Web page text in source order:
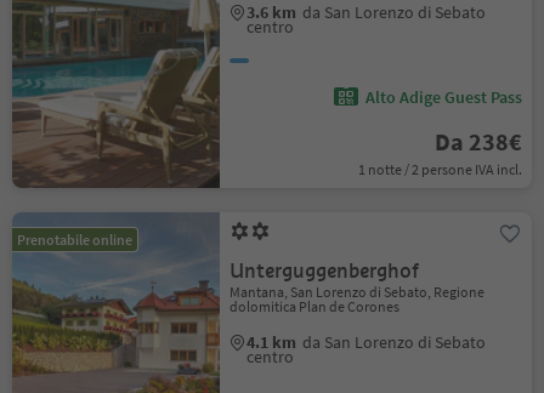
3.6 km da San Lorenzo di Sebato
centro
Alto Adige Guest Pass
Da 238€
1 notte / 2 persone IVA incl.
Prenotabile online
Unterguggenberghof
Mantana, San Lorenzo di Sebato, Regione
dolomitica Plan de Corones
4.1 km da San Lorenzo di Sebato
centro